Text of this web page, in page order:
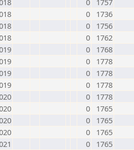
0
1757
0
1736
0
1756
0
1762
0
1768
0
1778
0
1778
0
1778
0
1778
0
1765
0
1765
0
1765
0
1765